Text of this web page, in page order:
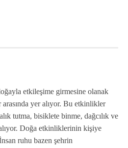
etkileşime girmesine olanak
yer alıyor. Bu etkinlikler
tutma, bisiklete binme, dağcılık ve
Doğa etkinliklerinin kişiye
ruhu bazen şehrin